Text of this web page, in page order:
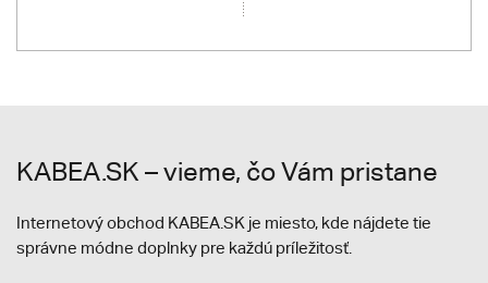
KABEA.SK – vieme, čo Vám pristane
Internetový obchod KABEA.SK je miesto, kde nájdete tie
správne módne doplnky pre každú príležitosť.